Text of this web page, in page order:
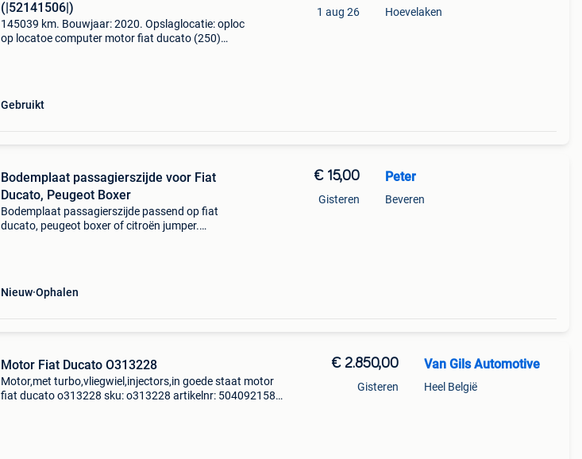
(|52141506|)
145039 km. Bouwjaar: 2020. Opslaglocatie: oploc
op locatoe computer motor fiat ducato (250)
Gebruikt
1 aug 26 Hoevelaken
Bodemplaat passagierszijde voor Fiat
Ducato, Peugeot Boxer
Bodemplaat passagierszijde passend op fiat
ducato, peugeot boxer of citroën jumper.
Nieuw Ophalen
€ 15,00
Gisteren
Peter
Beveren
Motor Fiat Ducato O313228
Motor,met turbo,vliegwiel,injectors,in goede staat motor
fiat ducato o313228 sku: o313228 artikelnr: 504092158
€ 2.850,00
Gisteren
Van Gils Automotive
Heel België